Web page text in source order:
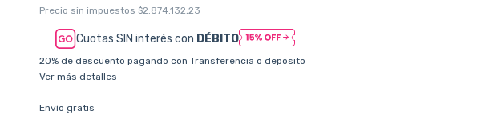
Precio sin impuestos$2.874.132,23
Cuotas SIN interés con DÉBITO
20% de descuento pagando con Transferencia o depósito
Ver más detalles
Envío gratis